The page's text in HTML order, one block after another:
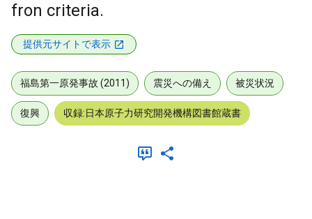
fron criteria.
提供元サイトで表示
福島第一原発事故 (2011) 震災への備え 被災状況
復興 収録:日本原子力研究開発機構図書館蔵書